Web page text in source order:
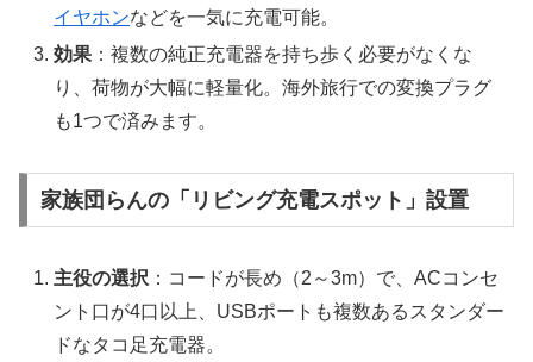
イヤホンなどを一気に充電可能。
効果 ：複数の純正充電器を持ち歩く必要がなくな
り、荷物が大幅に軽量化。海外旅行での変換プラグ
も1つで済みます。
家族団らんの「リビング充電スポット」設置
主役の選択 ：コードが長め（2～3m）で、ACコンセ
ント口が4口以上、USBポートも複数あるスタンダー
ドなタコ足充電器。